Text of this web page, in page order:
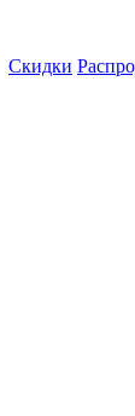
Скидки